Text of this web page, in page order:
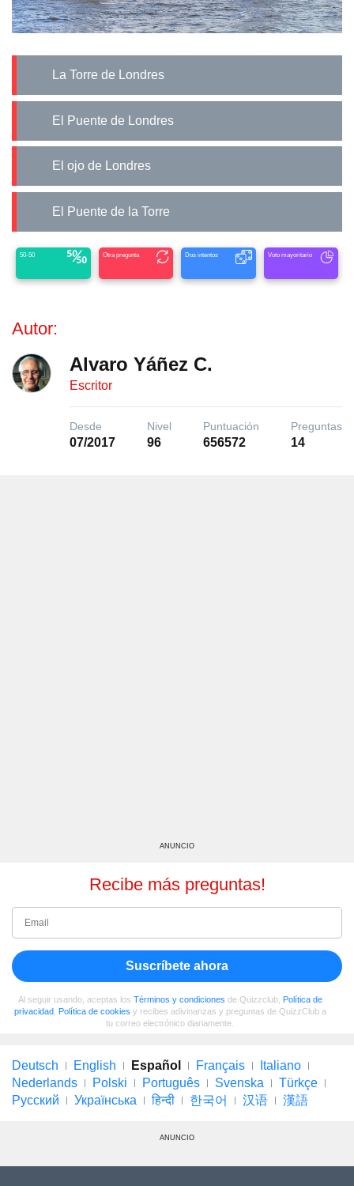
La Torre de Londres
El Puente de Londres
El ojo de Londres
El Puente de la Torre
50-50 Otra pregunta Dos intentos Voto mayoritario
Autor:
Alvaro Yáñez C.
Escritor
Desde
07/2017
Nivel
96
Puntuación
656572
Preguntas
14
ANUNCIO
Recibe más preguntas!
Suscríbete ahora
Al seguir usando, aceptas los Términos y condiciones de Quizzclub, Política de
privacidad, Política de cookies y recibes adivinanzas y preguntas de QuizzClub a
tu correo electrónico diariamente.
Deutsch English Español Français
Italiano
Nederlands
Polski Português Svenska
Türkçe
Русский
Українська हिन्दी 한국어 汉语 漢語
ANUNCIO